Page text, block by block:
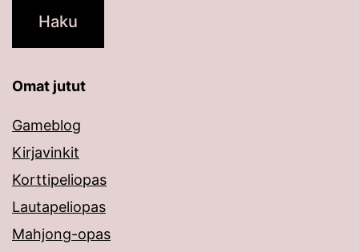
Omat jutut
Gameblog
Kirjavinkit
Korttipeliopas
Lautapeliopas
Mahjong-opas